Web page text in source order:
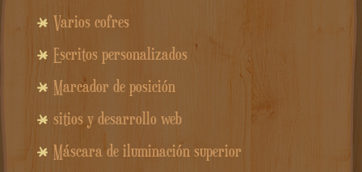
Varios cofres
Escritos personalizados
Marcador de posición
sitios y desarrollo web
Máscara de iluminación superior